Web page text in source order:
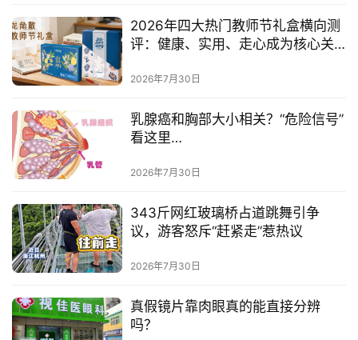
2026年四大热门教师节礼盒横向测
评：健康、实用、走心成为核心关
2026年7月30日
乳腺癌和胸部大小相关？“危险信号”
看这里…
2026年7月30日
343斤网红玻璃桥占道跳舞引争
议，游客怒斥“赶紧走”惹热议
2026年7月30日
真假镜片靠肉眼真的能直接分辨
吗？